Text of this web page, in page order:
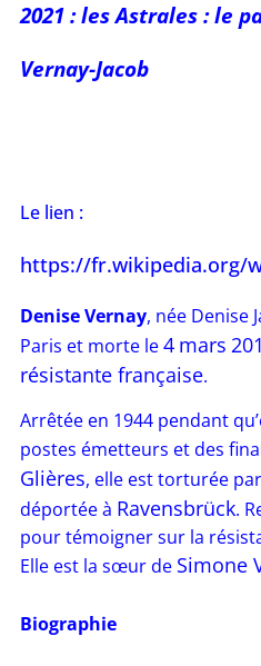
2021 : les Astrales : le
Vernay-Jacob
Le lien :
https://fr.wikipedia.org/
Denise Vernay, née Denise
Paris et morte le4 mars
résistante française.
Arrêtée en 1944 pendant
postes émetteurs et des
Glières, elle est torturée
déportée à Ravensbrück.
pour témoigner sur la
Elle est la sœur de Simone
Biographie